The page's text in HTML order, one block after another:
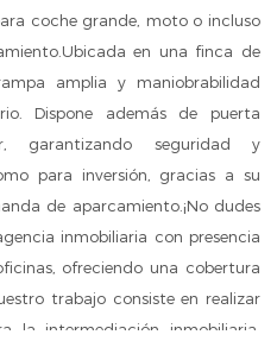
coche grande, moto o incluso
en una finca de
amplia y maniobrabilidad
Dispone además de puerta
garantizando seguridad y
para inversión, gracias a su
de aparcamiento.¡No dudes
inmobiliaria con presencia
ofreciendo una cobertura
trabajo consiste en realizar
la intermediación inmobiliaria.